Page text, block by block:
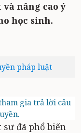
nâng cao ý
học sinh.
pháp luật
gia trả lời câu
đã phổ biến